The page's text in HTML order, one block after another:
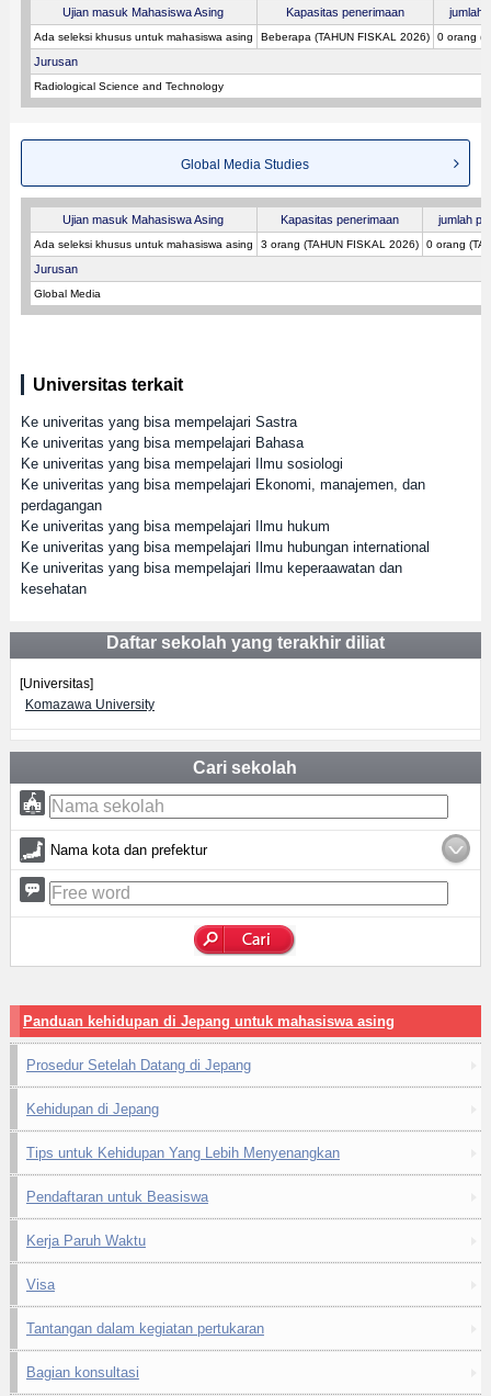
Ujian masuk Mahasiswa Asing Kapasitas penerimaan jumlah
Ada seleksi khusus untuk mahasiswa asing Beberapa (TAHUN FISKAL 2026) 0 orang
Jurusan
Radiological Science and Technology
Global Media Studies
Ujian masuk Mahasiswa Asing Kapasitas penerimaan jumlah
Ada seleksi khusus untuk mahasiswa asing 3 orang (TAHUN FISKAL 2026) 0 orang
Jurusan
Global Media
Universitas terkait
Ke univeritas yang bisa mempelajari Sastra
Ke univeritas yang bisa mempelajari Bahasa
Ke univeritas yang bisa mempelajari Ilmu sosiologi
Ke univeritas yang bisa mempelajari Ekonomi, manajemen, dan
perdagangan
Ke univeritas yang bisa mempelajari Ilmu hukum
Ke univeritas yang bisa mempelajari Ilmu hubungan international
Ke univeritas yang bisa mempelajari Ilmu keperaawatan dan
kesehatan
Daftar sekolah yang terakhir diliat
[Universitas]
Komazawa University
Cari sekolah
Nama kota dan prefektur
Panduan kehidupan di Jepang untuk mahasiswa asing
Prosedur Setelah Datang di Jepang
Kehidupan di Jepang
Tips untuk Kehidupan Yang Lebih Menyenangkan
Pendaftaran untuk Beasiswa
Kerja Paruh Waktu
Visa
Tantangan dalam kegiatan pertukaran
Bagian konsultasi